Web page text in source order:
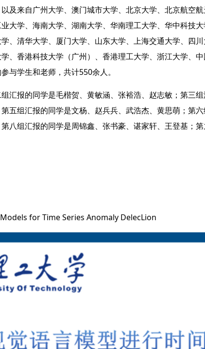
及来自广州大学、澳门城市大学、北京大学、北京航空
大学、海南大学、湖南大学、华南理工大学、华中科技
、清华大学、厦门大学、山东大学、上海交通大学、四
、香港科技大学（广州）、香港理工大学、浙江大学、
与学生和老师，共计550余人。
五组汇报的同学是文杨、赵兵兵、武浩杰、黄思萌；第
八组汇报的同学是周锦鑫、张书豪、谌家轩、王登基；
for Time Series Anomaly DelecLion